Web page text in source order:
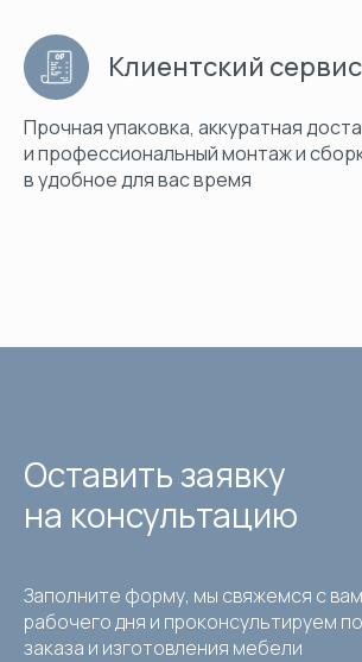
Клиентский сервис
Прочная упаковка, аккуратная
и профессиональный монтаж и
в удобное для вас время
Оставить заявку
на консультацию
Заполните форму, мы свяжемся с
рабочего дня и проконсультируем
заказа и изготовления мебели